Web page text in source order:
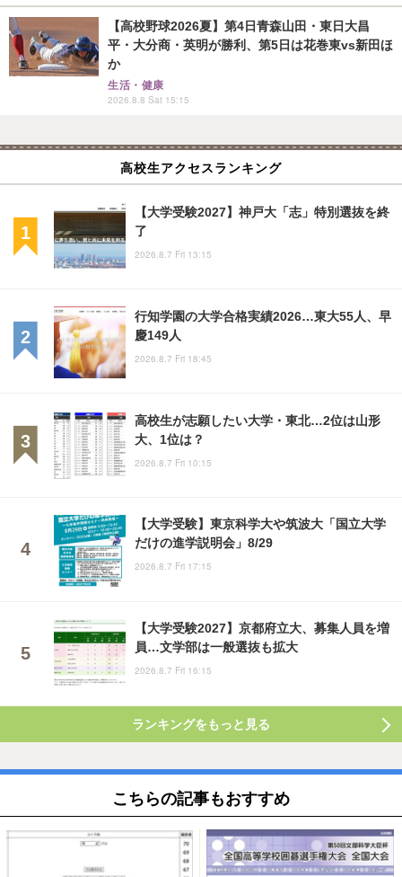
【高校野球2026夏】第4日青森山田・東日大昌
平・大分商・英明が勝利、第5日は花巻東vs新田ほ
か
生活・健康
2026.8.8 Sat 15:15
高校生アクセスランキング
【大学受験2027】神戸大「志」特別選抜を終
了
2026.8.7 Fri 13:15
行知学園の大学合格実績2026…東大55人、早
慶149人
2026.8.7 Fri 18:45
高校生が志願したい大学・東北…2位は山形
大、1位は？
2026.8.7 Fri 10:15
【大学受験】東京科学大や筑波大「国立大学
だけの進学説明会」8/29
2026.8.7 Fri 17:15
【大学受験2027】京都府立大、募集人員を増
員…文学部は一般選抜も拡大
2026.8.7 Fri 16:15
ランキングをもっと見る
こちらの記事もおすすめ